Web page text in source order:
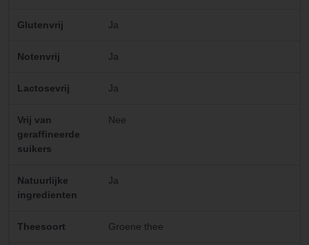
Glutenvrij Ja
Notenvrij Ja
Lactosevrij Ja
Vrij van
geraffineerde
suikers
Nee
Natuurlijke
ingredienten
Ja
Theesoort Groene thee